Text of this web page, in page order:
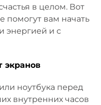
в целом. Вот
помогут вам начать
энергией и с
экранов
ноутбука перед
внутренних часов